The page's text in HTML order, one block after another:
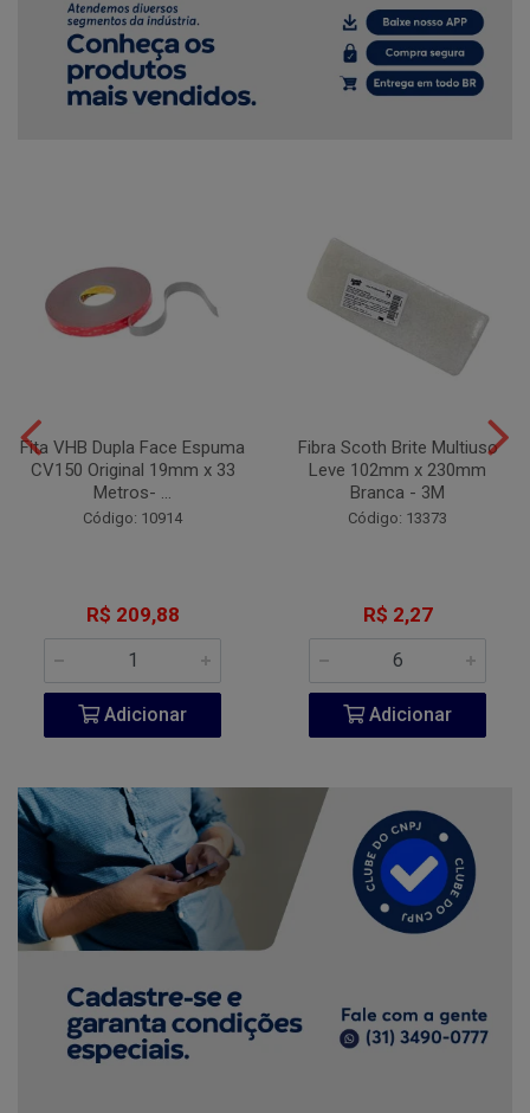
Fita VHB Dupla Face Espuma
CV150 Original 19mm x 33
Metros- ...
Código: 10914
R$ 209,88
Adicionar
Fibra Scoth Brite Multiuso
Leve 102mm x 230mm
Branca - 3M
Código: 13373
R$ 2,27
Adicionar